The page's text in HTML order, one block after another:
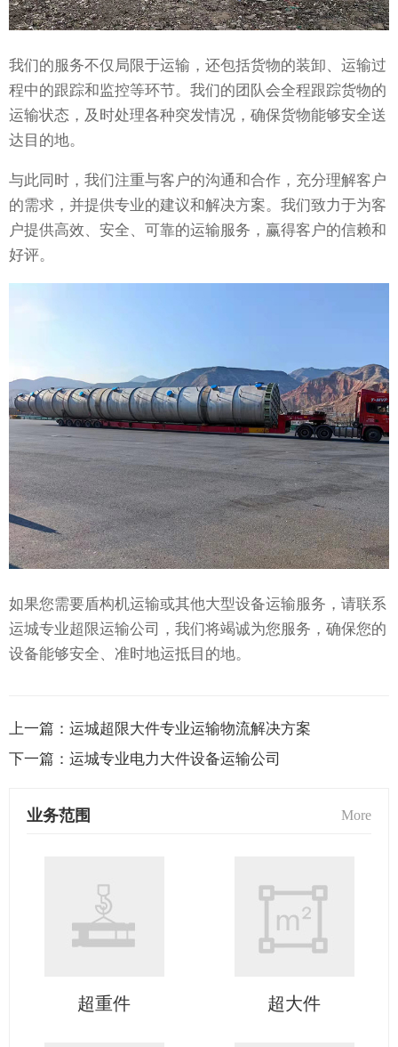
我们的服务不仅局限于运输，还包括货物的装卸、运输过
程中的跟踪和监控等环节。我们的团队会全程跟踪货物的
运输状态，及时处理各种突发情况，确保货物能够安全送
达目的地。
与此同时，我们注重与客户的沟通和合作，充分理解客户
的需求，并提供专业的建议和解决方案。我们致力于为客
户提供高效、安全、可靠的运输服务，赢得客户的信赖和
好评。
如果您需要盾构机运输或其他大型设备运输服务，请联系
运城专业超限运输公司，我们将竭诚为您服务，确保您的
设备能够安全、准时地运抵目的地。
上一篇： 运城超限大件专业运输物流解决方案
下一篇： 运城专业电力大件设备运输公司
业务范围 More
超重件 超大件